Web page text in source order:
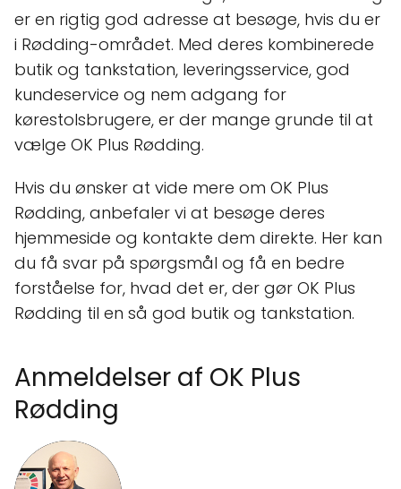
er en rigtig god adresse at besøge, hvis du er
i Rødding-området. Med deres kombinerede
butik og tankstation, leveringsservice, god
kundeservice og nem adgang for
kørestolsbrugere, er der mange grunde til at
vælge OK Plus Rødding.
Hvis du ønsker at vide mere om OK Plus
Rødding, anbefaler vi at besøge deres
hjemmeside og kontakte dem direkte. Her kan
du få svar på spørgsmål og få en bedre
forståelse for, hvad det er, der gør OK Plus
Rødding til en så god butik og tankstation.
Anmeldelser af OK Plus
Rødding